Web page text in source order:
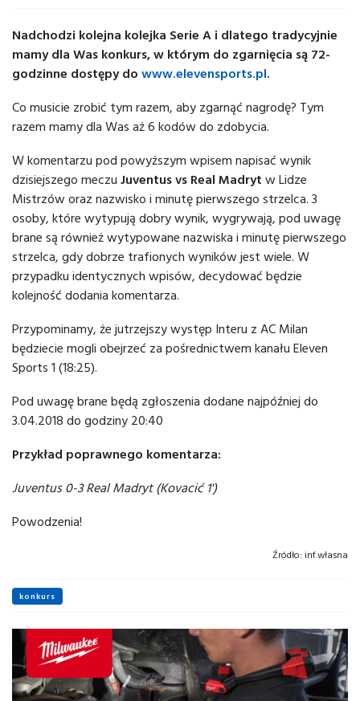
Nadchodzi kolejna kolejka Serie A i dlatego tradycyjnie
mamy dla Was konkurs, w którym do zgarnięcia są 72-
godzinne dostępy do www.elevensports.pl.
Co musicie zrobić tym razem, aby zgarnąć nagrodę? Tym
razem mamy dla Was aż 6 kodów do zdobycia.
W komentarzu pod powyższym wpisem napisać wynik
dzisiejszego meczu Juventus vs Real Madryt w Lidze
Mistrzów oraz nazwisko i minutę pierwszego strzelca. 3
osoby, które wytypują dobry wynik, wygrywają, pod uwagę
brane są również wytypowane nazwiska i minutę pierwszego
strzelca, gdy dobrze trafionych wyników jest wiele. W
przypadku identycznych wpisów, decydować będzie
kolejność dodania komentarza.
Przypominamy, że jutrzejszy występ Interu z AC Milan
będziecie mogli obejrzeć za pośrednictwem kanału Eleven
Sports 1 (18:25).
Pod uwagę brane będą zgłoszenia dodane najpóźniej do
3.04.2018 do godziny 20:40
Przykład poprawnego komentarza:
Juventus 0-3 Real Madryt (Kovacić 1')
Powodzenia!
Źródło: inf.własna
konkurs